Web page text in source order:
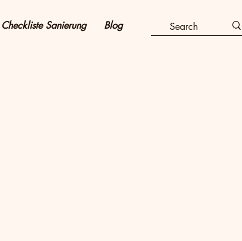
Checkliste Sanierung Blog